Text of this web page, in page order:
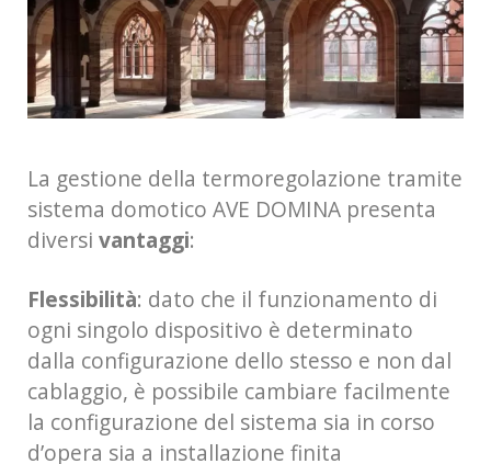
La gestione della termoregolazione tramite
sistema domotico AVE DOMINA presenta
diversi vantaggi:
Flessibilità: dato che il funzionamento di
ogni singolo dispositivo è determinato
dalla configurazione dello stesso e non dal
cablaggio, è possibile cambiare facilmente
la configurazione del sistema sia in corso
d’opera sia a installazione finita